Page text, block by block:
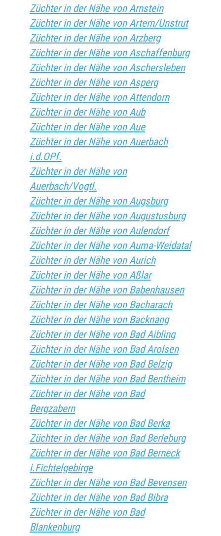
Züchter in der Nähe von Arnstein
Züchter in der Nähe von Artern/Unstrut
Züchter in der Nähe von Arzberg
Züchter in der Nähe von Aschaffenburg
Züchter in der Nähe von Aschersleben
Züchter in der Nähe von Asperg
Züchter in der Nähe von Attendorn
Züchter in der Nähe von Aub
Züchter in der Nähe von Aue
Züchter in der Nähe von Auerbach
i.d.OPf.
Züchter in der Nähe von
Auerbach/Vogtl.
Züchter in der Nähe von Augsburg
Züchter in der Nähe von Augustusburg
Züchter in der Nähe von Aulendorf
Züchter in der Nähe von Auma-Weidatal
Züchter in der Nähe von Aurich
Züchter in der Nähe von Aßlar
Züchter in der Nähe von Babenhausen
Züchter in der Nähe von Bacharach
Züchter in der Nähe von Backnang
Züchter in der Nähe von Bad Aibling
Züchter in der Nähe von Bad Arolsen
Züchter in der Nähe von Bad Belzig
Züchter in der Nähe von Bad Bentheim
Züchter in der Nähe von Bad
Bergzabern
Züchter in der Nähe von Bad Berka
Züchter in der Nähe von Bad Berleburg
Züchter in der Nähe von Bad Berneck
i.Fichtelgebirge
Züchter in der Nähe von Bad Bevensen
Züchter in der Nähe von Bad Bibra
Züchter in der Nähe von Bad
Blankenburg